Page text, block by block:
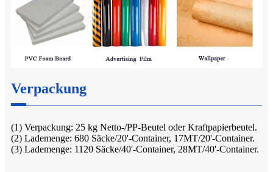
Verpackung
(1) Verpackung: 25 kg Netto-/PP-Beutel oder Kraftpapierbeutel.
(2) Lademenge: 680 Säcke/20'-Container, 17MT/20'-Container.
(3) Lademenge: 1120 Säcke/40'-Container, 28MT/40'-Container.